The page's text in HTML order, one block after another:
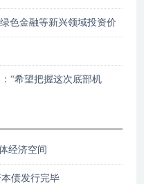
色金融等新兴领域投资价
“希望把握这次底部机
经济空间
债发行完毕